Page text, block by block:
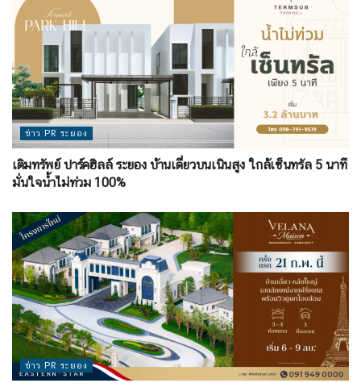
ข่าว PR ระยอง
เติมทรัพย์ ปาร์คฮิลล์ ระยอง บ้านเดี่ยวบนเนินสูง ใกล้เซ็นทรัล 5 นาที
มั่นใจน้ำไม่ท่วม 100%
ข่าว PR ระยอง